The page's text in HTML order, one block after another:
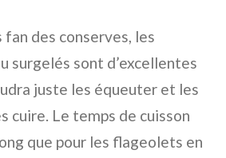
fan des conserves, les
surgelés sont d’excellentes
juste les équeuter et les
cuire. Le temps de cuisson
que pour les flageolets en